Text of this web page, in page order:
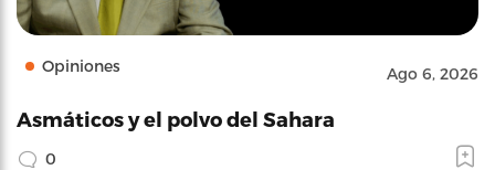
Opiniones Ago 6, 2026
Asmáticos y el polvo del Sahara
0